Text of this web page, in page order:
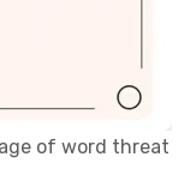
of word threat